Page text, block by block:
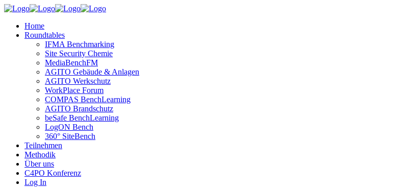
Home
Roundtables
IFMA Benchmarking
Site Security Chemie
MediaBenchFM
AGITO Gebäude & Anlagen
AGITO Werkschutz
WorkPlace Forum
COMPAS BenchLearning
AGITO Brandschutz
beSafe BenchLearning
LogON Bench
360° SiteBench
Teilnehmen
Methodik
Über uns
C4PO Konferenz
Log In